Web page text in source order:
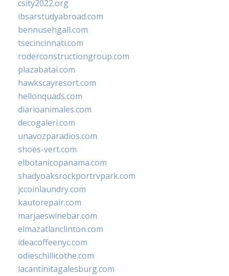
csity2022.org
ibsarstudyabroad.com
bennusehgall.com
tsecincinnati.com
roderconstructiongroup.com
plazabatai.com
hawkscayresort.com
hellonquads.com
diarioanimales.com
decogaleri.com
unavozparadios.com
shoes-vert.com
elbotanicopanama.com
shadyoaksrockportrvpark.com
jccoinlaundry.com
kautorepair.com
marjaeswinebar.com
elmazatlanclinton.com
ideacoffeenyc.com
odieschillicothe.com
lacantinitagalesburg.com